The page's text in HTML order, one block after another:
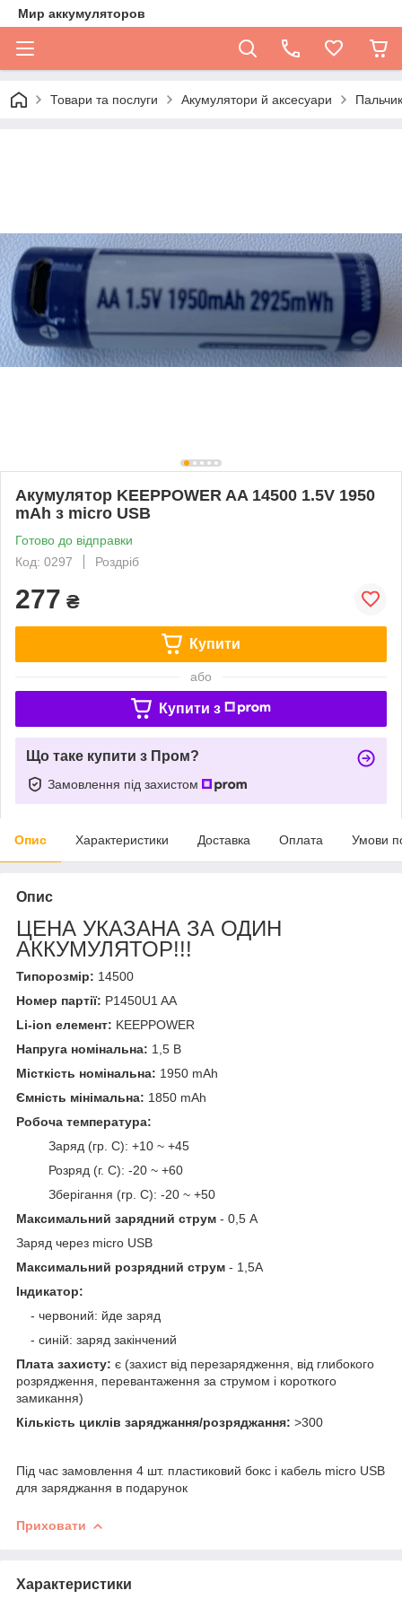
Мир аккумуляторов
Товари та послуги Акумулятори й аксесуари
Акумулятор KEEPPOWER AA 14500 1.5V 1950
mAh з micro USB
Готово до відправки
Код: 0297
Роздріб
277 ₴
Купити
або
Купити з
Що таке купити з Пром?
Замовлення під захистом
Опис Характеристики Доставка Оплата Умови
Опис
ЦЕНА УКАЗАНА ЗА ОДИН
АККУМУЛЯТОР!!!
Типорозмір: 14500
Номер партії: P1450U1 AA
Li-ion елемент: KEEPPOWER
Напруга номінальна: 1,5 В
Місткість номінальна: 1950 mAh
Ємність мінімальна: 1850 mAh
Робоча температура:
Заряд (гр. С): +10 ~ +45
Розряд (г. С): -20 ~ +60
Зберігання (гр. С): -20 ~ +50
Максимальний зарядний струм - 0,5 А
Заряд через micro USB
Максимальний розрядний струм - 1,5А
Індикатор:
- червоний: йде заряд
- синій: заряд закінчений
Плата захисту: є (захист від перезарядження, від глибокого
розрядження, перевантаження за струмом і короткого
замикання)
Кількість циклів заряджання/розряджання: >300
Під час замовлення 4 шт. пластиковий бокс і кабель micro USB
для заряджання в подарунок
Приховати
Характеристики